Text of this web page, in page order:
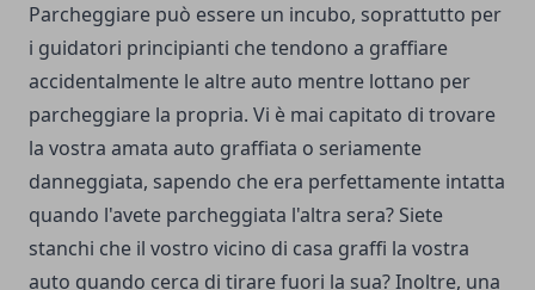
Parcheggiare può essere un incubo, soprattutto per
i guidatori principianti che tendono a graffiare
accidentalmente le altre auto mentre lottano per
parcheggiare la propria. Vi è mai capitato di trovare
la vostra amata auto graffiata o seriamente
danneggiata, sapendo che era perfettamente intatta
quando l'avete parcheggiata l'altra sera? Siete
stanchi che il vostro vicino di casa graffi la vostra
auto quando cerca di tirare fuori la sua? Inoltre, una